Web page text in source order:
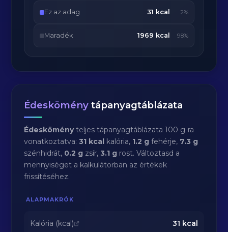
Ez az adag 31 kcal 2%
Maradék 1969 kcal 98%
Édeskömény tápanyagtáblázata
Édesköményteljes tápanyagtáblázata 100 g-ra
vonatkoztatva:31 kcal kalória, 1.2 g fehérje, 7.3 g
szénhidrát, 0.2 g zsír,3.1 g rost. Változtasd a
mennyiséget a kalkulátorban az értékek
frissítéséhez.
ALAPMAKRÓK
Kalória (kcal) 31 kcal